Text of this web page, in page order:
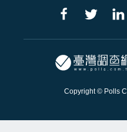
Copyright © Polls